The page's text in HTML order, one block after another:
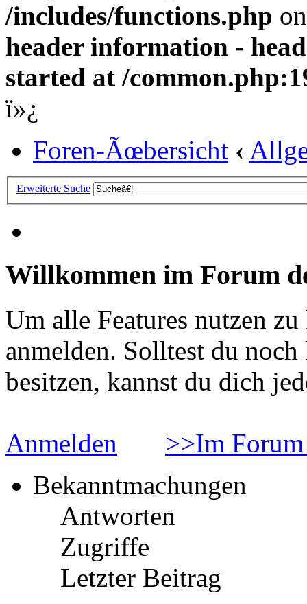
/includes/functions.php
header information -
started at /
ï»¿
Foren-Ãœbersicht ‹
Erweiterte Suche
Willkommen im Forum
Um alle Features nutzen
anmelden. Solltest du
besitzen, kannst du dich
Anmelden
>>Im
Bekanntmachungen
Antworten
Zugriffe
Letzter Beitrag